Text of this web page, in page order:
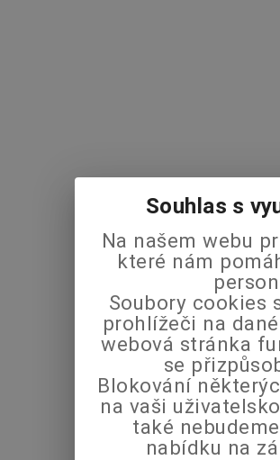
Souhlas s
Na našem webu
které nám
Soubory cookies
prohlížeči na
webová stránka
se
Blokování
na vaši
také
nabídku na